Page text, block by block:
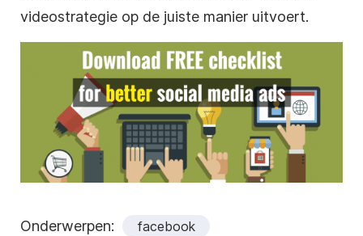
videostrategie op de juiste manier uitvoert.
Onderwerpen: facebook